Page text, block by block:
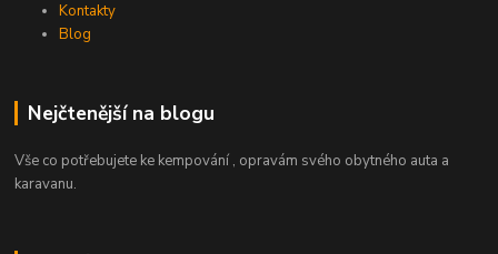
Kontakty
Blog
Nejčtenější na blogu
Vše co potřebujete ke kempování , opravám svého obytného auta a
karavanu.